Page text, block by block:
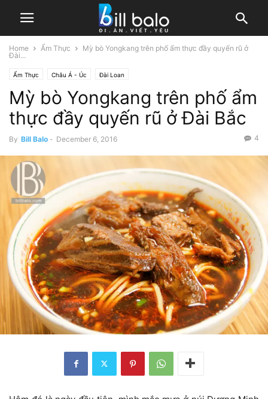
Home Ẩm Thực
Mỳ bò Yongkang trên phố ẩm thực đầy quyến rũ ở
Đài...
Ẩm Thực Châu Á - Úc Đài Loan
Mỳ bò Yongkang trên phố ẩm
thực đầy quyến rũ ở Đài Bắc
By Bill Balo - December 6, 2016 4